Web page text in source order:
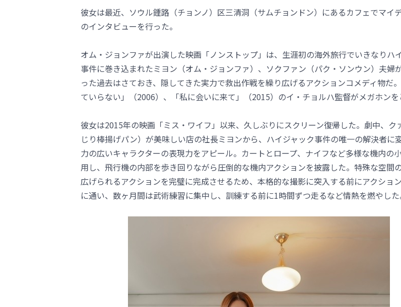
彼女は最近、ソウル鍾路（チョンノ）区三清洞（サムチョンドン）にあるカフェでマイ
のインタビューを行った。
オム・ジョンファが出演した映画「ノンストップ」は、生涯初の海外旅行でいきなりハ
事件に巻き込まれたミヨン（オム・ジョンファ）、ソクファン（パク・ソンウン）夫婦
った過去はさておき、隠してきた実力で救出作戦を繰り広げるアクションコメディ物だ
ていらない」（2006）、「私に会いに来て」（2015）のイ・チョルハ監督がメガホンを
彼女は2015年の映画「ミス・ワイフ」以来、久しぶりにスクリーン復帰した。劇中、ク
じり棒揚げパン）が美味しい店の社長ミヨンから、ハイジャック事件の唯一の解決者に
力の広いキャラクターの表現力をアピール。カートとロープ、ナイフなど多様な機内の
用し、飛行機の内部を歩き回りながら圧倒的な機内アクションを披露した。特殊な空間
広げられるアクションを完璧に完成させるため、本格的な撮影に突入する前にアクショ
に通い、数ヶ月間は武術練習に集中し、訓練する前に1時間ずつ走るなど情熱を燃やした